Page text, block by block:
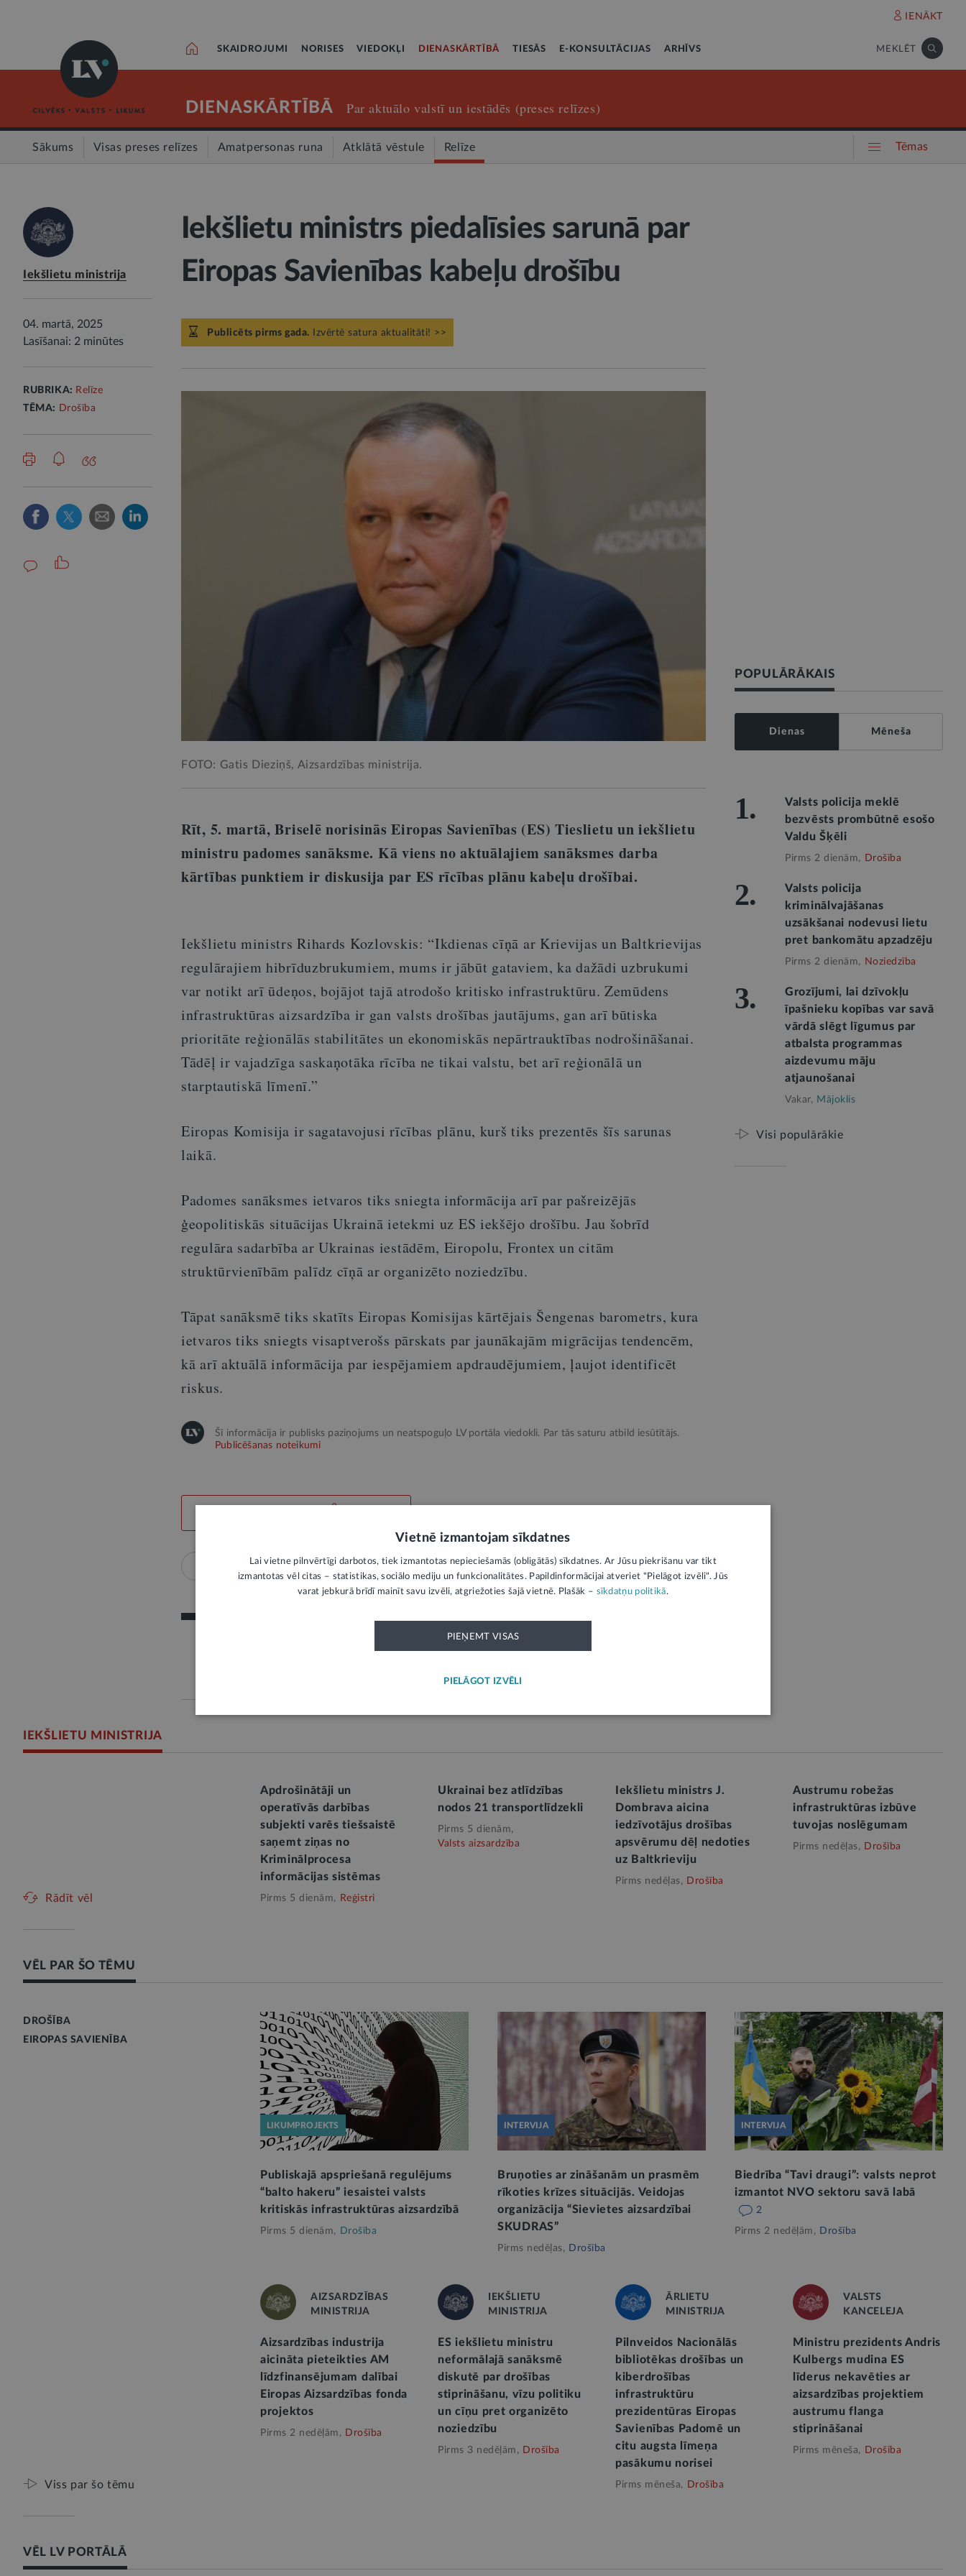
IENĀKT
SKAIDROJUMI NORISES VIEDOKĻI DIENASKĀRTĪBĀ TIESĀS E-KONSULTĀCIJAS ARHĪVS MEKLĒT
DIENASKĀRTĪBĀ Par aktuālo valstī un iestādēs (preses relīzes)
Sākums Visas preses relīzes Amatpersonas runa Atklātā vēstule Relīze Tēmas
Iekšlietu ministrija
04. martā, 2025
Lasīšanai: 2 minūtes
RUBRIKA: Relīze
TĒMA: Drošība
Iekšlietu ministrs piedalīsies sarunā par
Eiropas Savienības kabeļu drošību
Publicēts pirms gada. Izvērtē satura aktualitāti! >>
FOTO: Gatis Dieziņš, Aizsardzības ministrija.
Rīt, 5. martā, Briselē norisinās Eiropas Savienības (ES) Tieslietu un iekšlietu
ministru padomes sanāksme. Kā viens no aktuālajiem sanāksmes darba
kārtības punktiem ir diskusija par ES rīcības plānu kabeļu drošībai.
Iekšlietu ministrs Rihards Kozlovskis: “Ikdienas cīņā ar Krievijas un Baltkrievijas
regulārajiem hibrīduzbrukumiem, mums ir jābūt gataviem, ka dažādi uzbrukumi
var notikt arī ūdeņos, bojājot tajā atrodošo kritisko infrastruktūru. Zemūdens
infrastruktūras aizsardzība ir gan valsts drošības jautājums, gan arī būtiska
prioritāte reģionālās stabilitātes un ekonomiskās nepārtrauktības nodrošināšanai.
Tādēļ ir vajadzīga saskaņotāka rīcība ne tikai valstu, bet arī reģionālā un
starptautiskā līmenī.”
Eiropas Komisija ir sagatavojusi rīcības plānu, kurš tiks prezentēs šīs sarunas
laikā.
Padomes sanāksmes ietvaros tiks sniegta informācija arī par pašreizējās
ģeopolitiskās situācijas Ukrainā ietekmi uz ES iekšējo drošību. Jau šobrīd
regulāra sadarbība ar Ukrainas iestādēm, Eiropolu, Frontex un citām
struktūrvienībām palīdz cīņā ar organizēto noziedzību.
Tāpat sanāksmē tiks skatīts Eiropas Komisijas kārtējais Šengenas barometrs, kura
ietvaros tiks sniegts visaptverošs pārskats par jaunākajām migrācijas tendencēm,
kā arī aktuālā informācija par iespējamiem apdraudējumiem, ļaujot identificēt
riskus.
Šī informācija ir publisks paziņojums un neatspoguļo LV portāla viedokli. Par tās saturu atbild iesūtītājs.
Publicēšanas noteikumi
Eiropas Savienība Iekšlietu ministrija
POPULĀRĀKAIS
Dienas Mēneša
1.
Valsts policija meklē
bezvēsts prombūtnē esošo
Valdu Šķēli
Pirms 2 dienām, Drošība
2.
Valsts policija
kriminālvajāšanas
uzsākšanai nodevusi lietu
pret bankomātu apzadzēju
Pirms 2 dienām, Noziedzība
3.
Grozījumi, lai dzīvokļu
īpašnieku kopības var savā
vārdā slēgt līgumus par
atbalsta programmas
aizdevumu māju
atjaunošanai
Vakar, Mājoklis
Visi populārākie
IEKŠLIETU MINISTRIJA
Apdrošinātāji un
operatīvās darbības
subjekti varēs tiešsaistē
saņemt ziņas no
Kriminālprocesa
informācijas sistēmas
Pirms 5 dienām, Reģistri
Ukrainai bez atlīdzības
nodos 21 transportlīdzekli
Pirms 5 dienām,
Valsts aizsardzība
Iekšlietu ministrs J.
Dombrava aicina
iedzīvotājus drošības
apsvērumu dēļ nedoties
uz Baltkrieviju
Pirms nedēļas, Drošība
Austrumu robežas
infrastruktūras izbūve
tuvojas noslēgumam
Pirms nedēļas, Drošība
Rādīt vēl
VĒL PAR ŠO TĒMU
DROŠĪBA
EIROPAS SAVIENĪBA
LIKUMPROJEKTS
Publiskajā apspriešanā regulējums
“balto hakeru” iesaistei valsts
kritiskās infrastruktūras aizsardzībā
Pirms 5 dienām, Drošība
INTERVIJA
Bruņoties ar zināšanām un prasmēm
rīkoties krīzes situācijās. Veidojas
organizācija “Sievietes aizsardzībai
SKUDRAS”
Pirms nedēļas, Drošība
INTERVIJA
Biedrība “Tavi draugi”: valsts neprot
izmantot NVO sektoru savā labā
2
Pirms 2 nedēļām, Drošība
AIZSARDZĪBAS
MINISTRIJA
Aizsardzības industrija
aicināta pieteikties AM
līdzfinansējumam dalībai
Eiropas Aizsardzības fonda
projektos
Pirms 2 nedēļām, Drošība
IEKŠLIETU
MINISTRIJA
ES iekšlietu ministru
neformālajā sanāksmē
diskutē par drošības
stiprināšanu, vīzu politiku
un cīņu pret organizēto
noziedzību
Pirms 3 nedēļām, Drošība
ĀRLIETU
MINISTRIJA
Pilnveidos Nacionālās
bibliotēkas drošības un
kiberdrošības
infrastruktūru
prezidentūras Eiropas
Savienības Padomē un
citu augsta līmeņa
pasākumu norisei
Pirms mēneša, Drošība
VALSTS
KANCELEJA
Ministru prezidents Andris
Kulbergs mudina ES
līderus nekavēties ar
aizsardzības projektiem
austrumu flanga
stiprināšanai
Pirms mēneša, Drošība
Viss par šo tēmu
VĒL LV PORTĀLĀ
Vietnē izmantojam sīkdatnes
Lai vietne pilnvērtīgi darbotos, tiek izmantotas nepieciešamās (obligātās) sīkdatnes. Ar Jūsu piekrišanu var tikt
izmantotas vēl citas – statistikas, sociālo mediju un funkcionalitātes. Papildinformācijai atveriet "Pielāgot izvēli". Jūs
varat jebkurā brīdī mainīt savu izvēli, atgriežoties šajā vietnē. Plašāk – sīkdatņu politikā.
PIEŅEMT VISAS
PIELĀGOT IZVĒLI